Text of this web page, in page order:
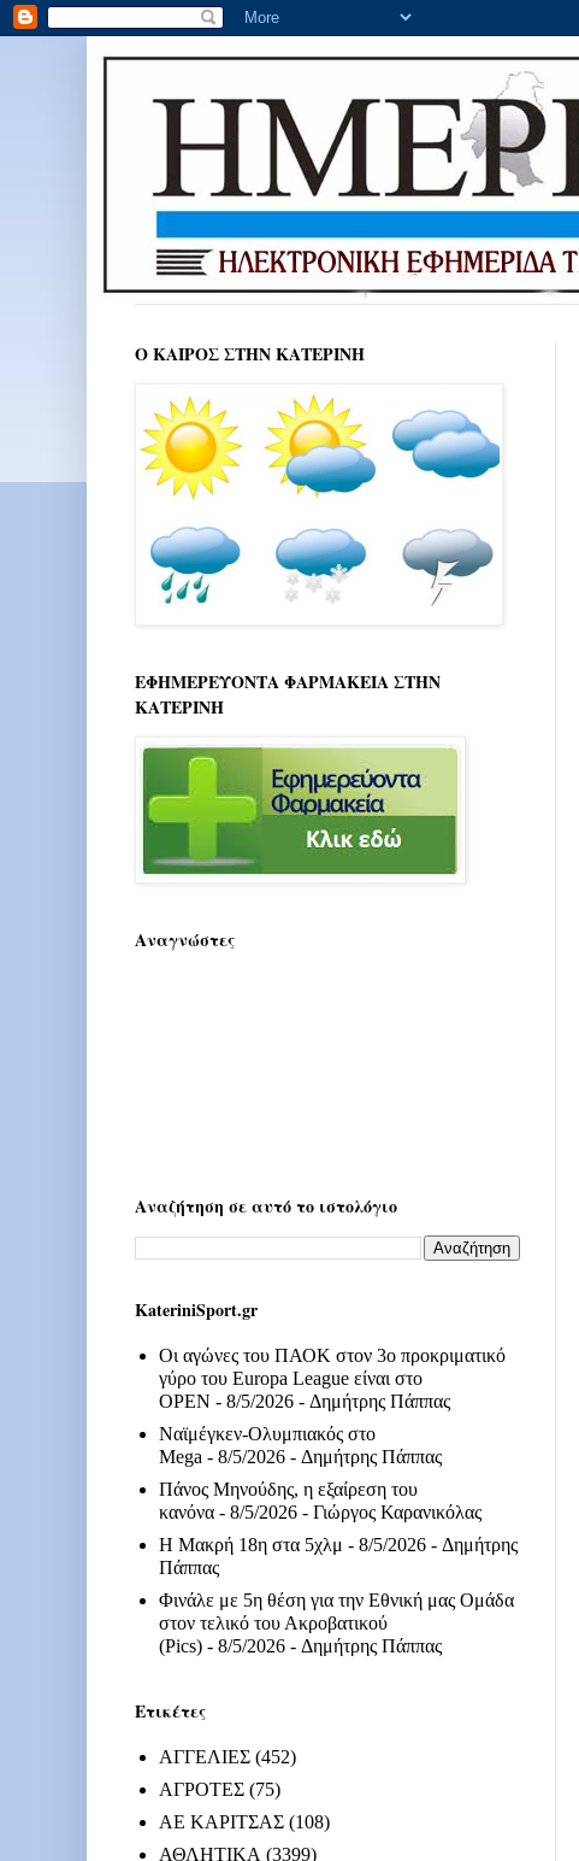
Ο ΚΑΙΡΟΣ ΣΤΗΝ ΚΑΤΕΡΙΝΗ
ΕΦΗΜΕΡΕΥΟΝΤΑ ΦΑΡΜΑΚΕΙΑ ΣΤΗΝ
ΚΑΤΕΡΙΝΗ
Αναγνώστες
Αναζήτηση σε αυτό το ιστολόγιο
KateriniSport.gr
Οι αγώνες του ΠΑΟΚ στον 3ο προκριματικό
γύρο του Europa League είναι στο
OPEN - 8/5/2026 - Δημήτρης Πάππας
Ναϊμέγκεν-Ολυμπιακός στο
Mega - 8/5/2026 - Δημήτρης Πάππας
Πάνος Μηνούδης, η εξαίρεση του
κανόνα - 8/5/2026 - Γιώργος Καρανικόλας
Η Μακρή 18η στα 5χλμ - 8/5/2026 - Δημήτρης
Πάππας
Φινάλε με 5η θέση για την Εθνική μας Ομάδα
στον τελικό του Ακροβατικού
(Pics) - 8/5/2026 - Δημήτρης Πάππας
Ετικέτες
ΑΓΓΕΛΙΕΣ (452)
ΑΓΡΟΤΕΣ (75)
ΑΕ ΚΑΡΙΤΣΑΣ (108)
ΑΘΛΗΤΙΚΑ (3399)